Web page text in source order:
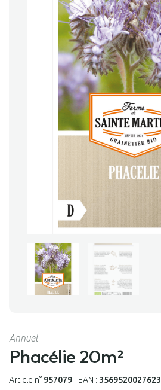
Annuel
Phacélie 20m²
Article n° 957079- EAN : 3569520027623